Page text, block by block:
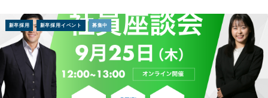
新卒採用 新卒採用イベント 募集中